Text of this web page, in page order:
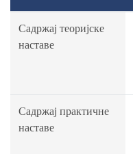
Садржај теоријске
наставе
Садржај практичне
наставе